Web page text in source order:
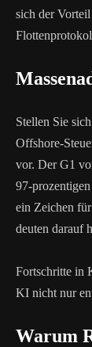
sich der
Stellen Sie
Offshore-
vor. Der G1
97-
ein Zeichen
deuten darauf
Fortschritte in
KI nicht nur
Warum